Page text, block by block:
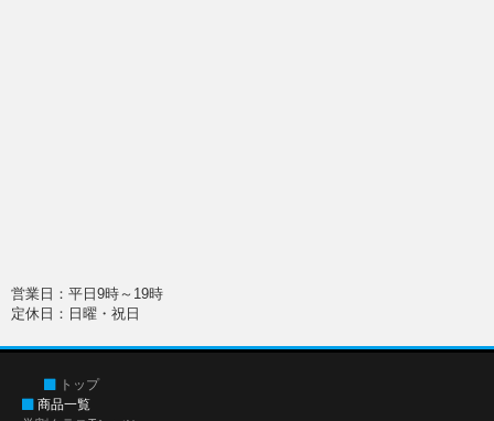
営業日：平日9時～19時
定休日：日曜・祝日
トップ
商品一覧